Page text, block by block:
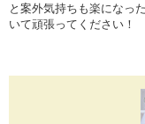
と案外気持ちも楽になっ
いて頑張ってください！